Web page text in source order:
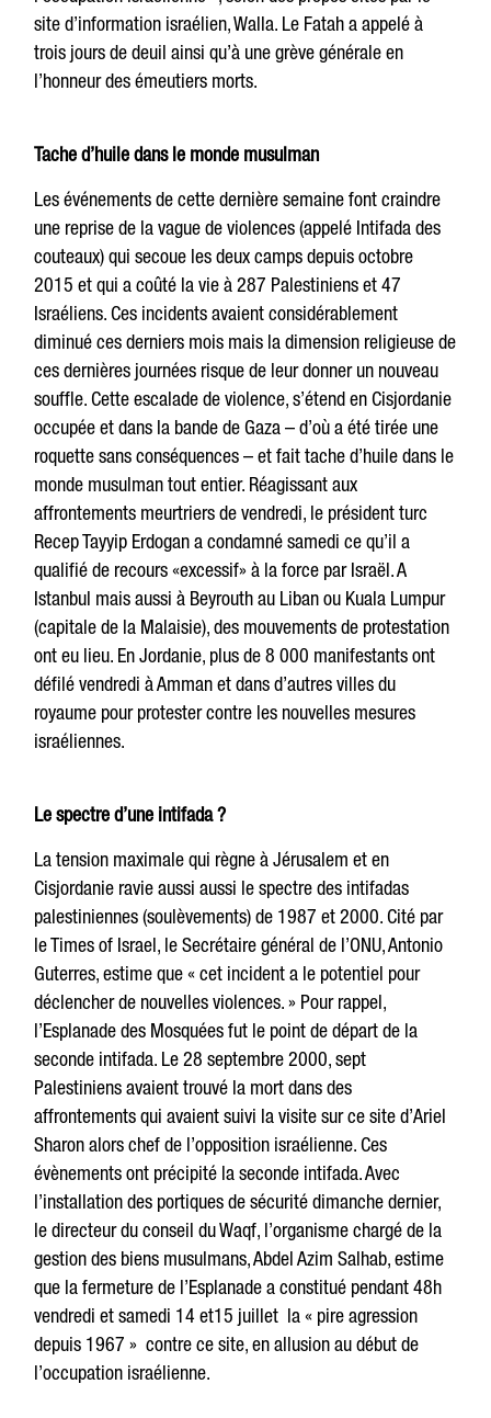
site d’information israélien, Walla. Le Fatah a appelé à
trois jours de deuil ainsi qu’à une grève générale en
l’honneur des émeutiers morts.
Tache d’huile dans le monde musulman
Les événements de cette dernière semaine font craindre
une reprise de la vague de violences (appelé Intifada des
couteaux) qui secoue les deux camps depuis octobre
2015 et qui a coûté la vie à 287 Palestiniens et 47
Israéliens. Ces incidents avaient considérablement
diminué ces derniers mois mais la dimension religieuse de
ces dernières journées risque de leur donner un nouveau
souffle. Cette escalade de violence, s’étend en Cisjordanie
occupée et dans la bande de Gaza – d’où a été tirée une
roquette sans conséquences – et fait tache d’huile dans le
monde musulman tout entier. Réagissant aux
affrontements meurtriers de vendredi, le président turc
Recep Tayyip Erdogan a condamné samedi ce qu’il a
qualifié de recours «excessif» à la force par Israël. A
Istanbul mais aussi à Beyrouth au Liban ou Kuala Lumpur
(capitale de la Malaisie), des mouvements de protestation
ont eu lieu. En Jordanie, plus de 8 000 manifestants ont
défilé vendredi à Amman et dans d’autres villes du
royaume pour protester contre les nouvelles mesures
israéliennes.
Le spectre d’une intifada ?
La tension maximale qui règne à Jérusalem et en
Cisjordanie ravie aussi aussi le spectre des intifadas
palestiniennes (soulèvements) de 1987 et 2000. Cité par
le Times of Israel, le Secrétaire général de l’ONU, Antonio
Guterres, estime que « cet incident a le potentiel pour
déclencher de nouvelles violences. » Pour rappel,
l’Esplanade des Mosquées fut le point de départ de la
seconde intifada. Le 28 septembre 2000, sept
Palestiniens avaient trouvé la mort dans des
affrontements qui avaient suivi la visite sur ce site d’Ariel
Sharon alors chef de l’opposition israélienne. Ces
évènements ont précipité la seconde intifada. Avec
l’installation des portiques de sécurité dimanche dernier,
le directeur du conseil du Waqf, l’organisme chargé de la
gestion des biens musulmans, Abdel Azim Salhab, estime
que la fermeture de l’Esplanade a constitué pendant 48h
vendredi et samedi 14 et15 juillet la « pire agression
depuis 1967 » contre ce site, en allusion au début de
l’occupation israélienne.